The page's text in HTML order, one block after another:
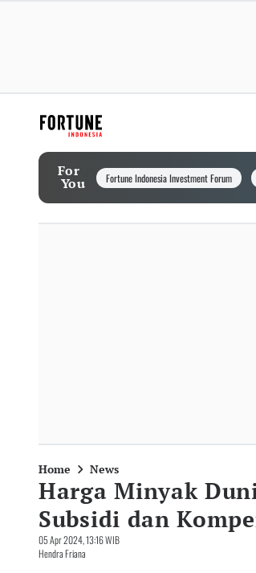
For
You Fortune Indonesia Investment Forum
Home News
Harga Minyak
Subsidi dan
05 Apr 2024, 13:16 WIB
Hendra Friana